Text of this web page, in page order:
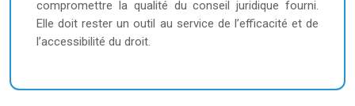
compromettre la qualité du conseil juridique fourni.
Elle doit rester un outil au service de l’efficacité et de
l’accessibilité du droit.